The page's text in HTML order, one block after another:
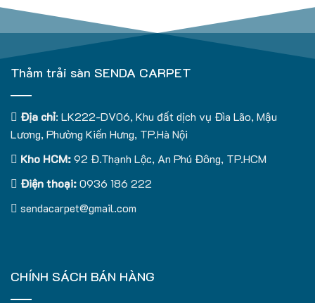
Thảm trải sàn SENDA CARPET
Địa chỉ: LK222-DV06, Khu đất dịch vụ Đìa Lão, Mậu
Lương, Phường Kiến Hưng, TP.Hà Nội
Kho HCM:92 Đ.Thạnh Lộc, An Phú Đông, TP.HCM
Điện thoại:0936 186 222
sendacarpet@gmail.com
CHÍNH SÁCH BÁN HÀNG